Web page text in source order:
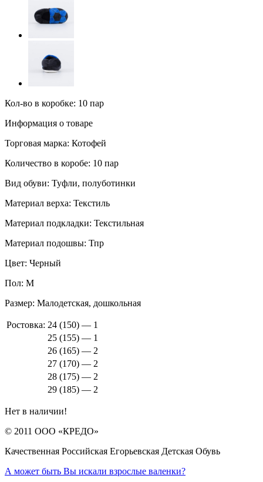
Кол-во в коробке: 10 пар
Информация о товаре
Торговая марка: Котофей
Количество в коробе: 10 пар
Вид обуви: Туфли, полуботинки
Материал верха: Текстиль
Материал подкладки: Текстильная
Материал подошвы: Тпр
Цвет: Черный
Пол: М
Размер: Малодетская, дошкольная
Ростовка: 24 (150) — 1
25 (155) — 1
26 (165) — 2
27 (170) — 2
28 (175) — 2
29 (185) — 2
Нет в наличии!
© 2011 ООО «КРЕДО»
Качественная Российская Егорьевская Детская Обувь
А может быть Вы искали взрослые валенки?